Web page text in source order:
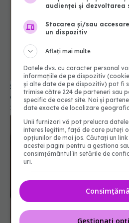
Semnul de pe burtă care îți
cu inima
19 mar 2026, 10:03
Sforăitul, semnal de alarmă
audienței și dezvoltarea
Stocarea și/sau
un dispozitiv
Aflați mai multe
Datele dvs. cu caracter personal
informațiile de pe dispozitiv
și alte date de pe dispozitiv) pot fi
trimise către 224 de parteneri sau
specific de acest site. Noi și
date exacte de localizare
Unii furnizori vă pot prelucra
interes legitim, față de care puteți
opțiunilor de mai jos. Căutați un
acestei pagini pentru a gestiona
consimțământul în setările de
uri.
Gestionați